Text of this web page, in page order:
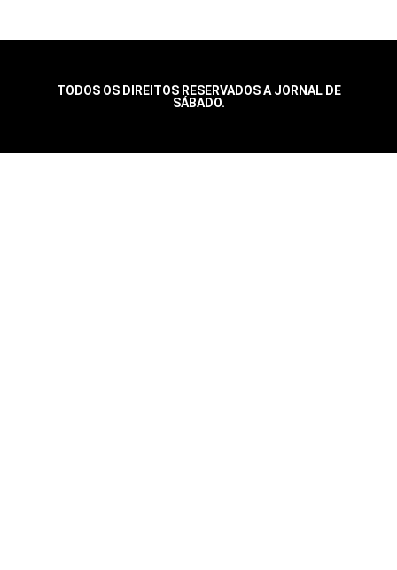
TODOS OS DIREITOS RESERVADOS A JORNAL DE
SÁBADO.